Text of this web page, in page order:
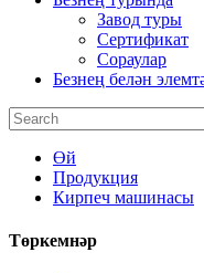
Завод туры
Сертификат
Сораулар
Безнең белән
Өй
Продукция
Кирпеч машинасы
Төркемнәр